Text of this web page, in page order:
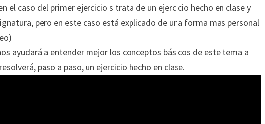
el caso del primer ejercicio s trata de un ejercicio hecho en clase y
pero en este caso está explicado de una forma mas personal
ayudará a entender mejor los conceptos básicos de este tema a
paso a paso, un ejercicio hecho en clase.